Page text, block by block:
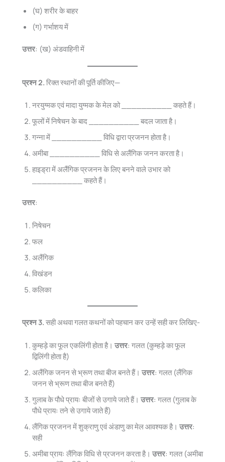
(घ) शरीर के बाहर
(ग) गर्भाशय में
उत्तर: (ख) अंडवाहिनी में
प्रश्न 2. रिक्त स्थानों की पूर्ति कीजिए—
नरयुग्मक एवं मादा युग्मक के मेल को __________ कहते हैं।
फूलों में निषेचन के बाद __________ बदल जाता है।
गन्ना में __________ विधि द्वारा प्रजनन होता है।
अमीबा __________ विधि से अलैंगिक जनन करता है।
हाइड्रा में अलैंगिक प्रजनन के लिए बनने वाले उभार को
__________ कहते हैं।
उत्तर:
निषेचन
फल
अलैंगिक
विखंडन
कलिका
प्रश्न 3. सही अथवा गलत कथनों को पहचान कर उन्हें सही कर लिखिए-
कुम्हड़े का फूल एकलिंगी होता है। उत्तर: गलत (कुम्हड़े का फूल
द्विलिंगी होता है)
अलैंगिक जनन से भ्रूण तथा बीज बनते हैं। उत्तर: गलत (लैंगिक
जनन से भ्रूण तथा बीज बनते हैं)
गुलाब के पौधे प्रायः बीजों से उगाये जाते हैं। उत्तर: गलत (गुलाब के
पौधे प्रायः तने से उगाये जाते हैं)
लैंगिक प्रजनन में शुक्राणु एवं अंडाणु का मेल आवश्यक है। उत्तर:
सही
अमीबा प्रायः लैंगिक विधि से प्रजनन करता है। उत्तर: गलत (अमीबा